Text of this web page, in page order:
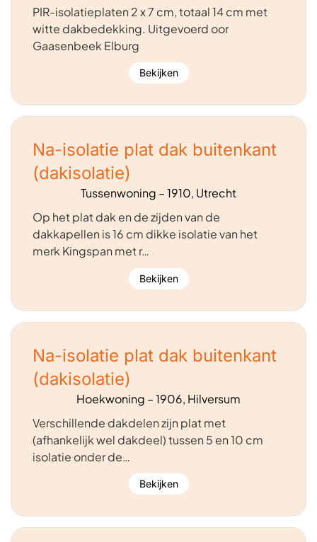
PIR-isolatieplaten 2 x 7 cm, totaal 14 cm met
witte dakbedekking. Uitgevoerd oor
Gaasenbeek Elburg
Bekijken
Na-isolatie plat dak buitenkant
(dakisolatie)
Tussenwoning – 1910, Utrecht
Op het plat dak en de zijden van de
dakkapellen is 16 cm dikke isolatie van het
merk Kingspan met r…
Bekijken
Na-isolatie plat dak buitenkant
(dakisolatie)
Hoekwoning – 1906, Hilversum
Verschillende dakdelen zijn plat met
(afhankelijk wel dakdeel) tussen 5 en 10 cm
isolatie onder de…
Bekijken